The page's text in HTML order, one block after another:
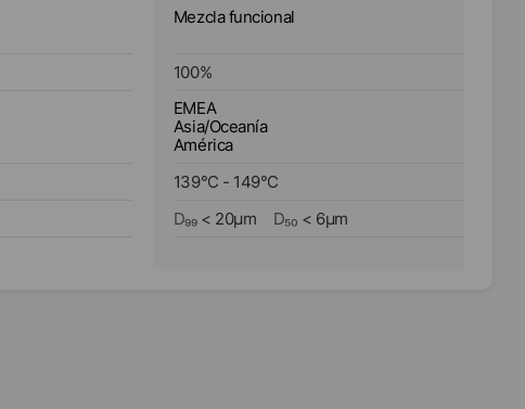
Mezcla funcional
100%
EMEA
Asia/Oceanía
América
139°C - 149°C
D₉₉ < 20µm D₅₀ < 6µm